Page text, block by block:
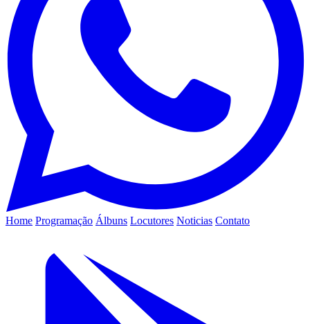
Home Programação Álbuns Locutores Noticias Contato